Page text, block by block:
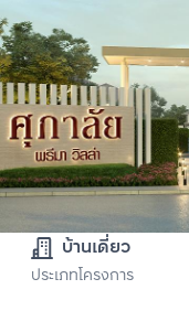
บ้านเดี่ยว
ประเภทโครงการ